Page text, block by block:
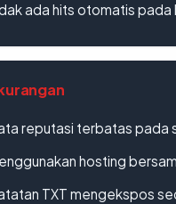
ada hits otomatis pada
reputasi terbatas pada
hosting
TXT mengekspos